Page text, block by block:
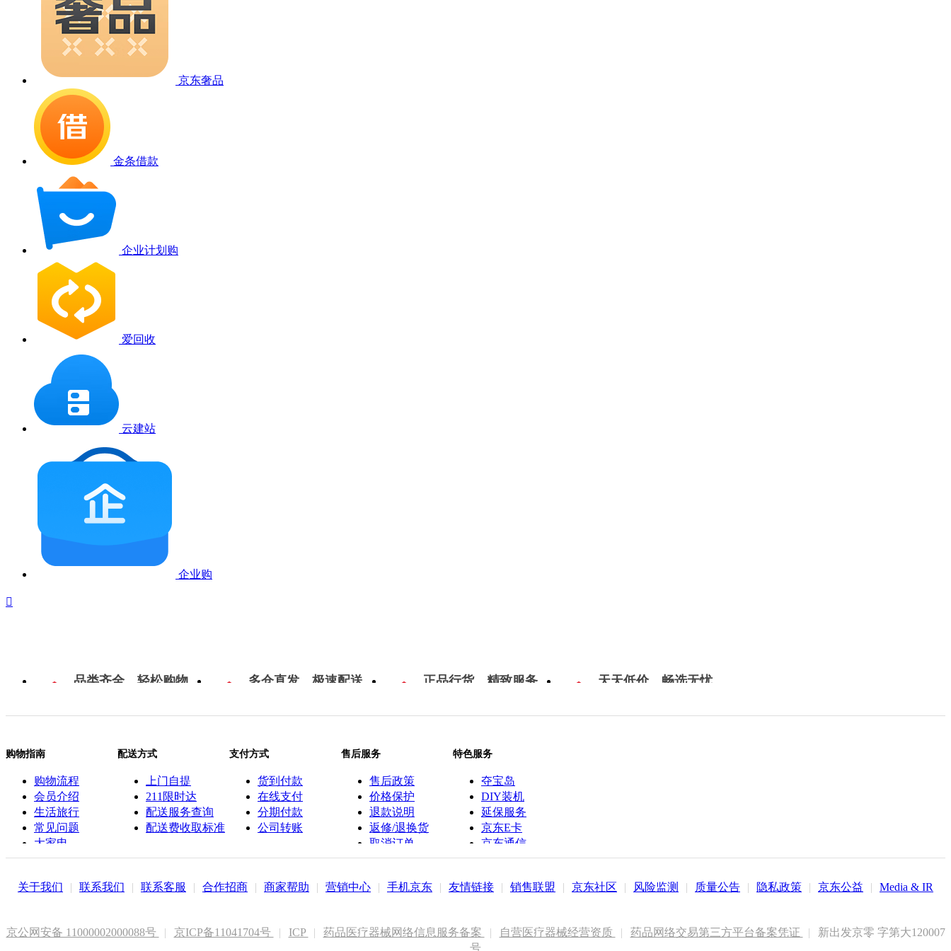
京东奢品
金条借款
企业计划购
爱回收
云建站
企业购

品类齐全，轻松购物 多仓直发，极速配送 正品行货，精致服务 天天低价，畅选无忧
购物指南
购物流程
会员介绍
生活旅行
常见问题
大家电
联系客服
配送方式
上门自提
211限时达
配送服务查询
配送费收取标准
支付方式
货到付款
在线支付
分期付款
公司转账
售后服务
售后政策
价格保护
退款说明
返修/退换货
取消订单
特色服务
夺宝岛
DIY装机
延保服务
京东E卡
京东通信
京鱼座智能
关于我们 | 联系我们 | 联系客服 | 合作招商 | 商家帮助 | 营销中心 | 手机京东 | 友情链接 | 销售联盟 | 京东社区 | 风险监测 | 质量公告 | 隐私政策 | 京东公益 | Media & IR
京公网安备 11000002000088号 | 京ICP备11041704号 | ICP | 药品医疗器械网络信息服务备案 | 自营医疗器械经营资质 | 药品网络交易第三方平台备案凭证 |
新出发京零 字第大120007
号